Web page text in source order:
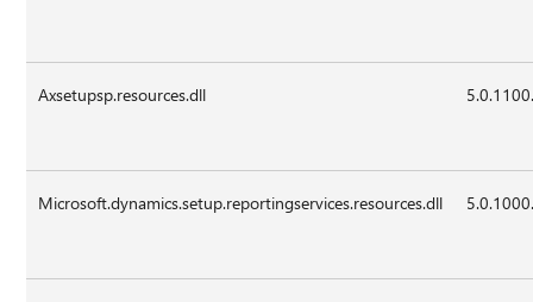
Axsetupsp.resources.dll
Microsoft.dynamics.setup.reportingservices.resources.dll